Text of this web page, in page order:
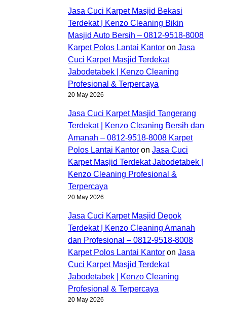
Jasa Cuci Karpet Masjid Bekasi
Terdekat | Kenzo Cleaning Bikin
Masjid Auto Bersih – 0812-9518-8008
Karpet Polos Lantai Kantor on Jasa
Cuci Karpet Masjid Terdekat
Jabodetabek | Kenzo Cleaning
Profesional & Terpercaya
20 May 2026
Jasa Cuci Karpet Masjid Tangerang
Terdekat | Kenzo Cleaning Bersih dan
Amanah – 0812-9518-8008 Karpet
Polos Lantai Kantor on Jasa Cuci
Karpet Masjid Terdekat Jabodetabek |
Kenzo Cleaning Profesional &
Terpercaya
20 May 2026
Jasa Cuci Karpet Masjid Depok
Terdekat | Kenzo Cleaning Amanah
dan Profesional – 0812-9518-8008
Karpet Polos Lantai Kantor on Jasa
Cuci Karpet Masjid Terdekat
Jabodetabek | Kenzo Cleaning
Profesional & Terpercaya
20 May 2026